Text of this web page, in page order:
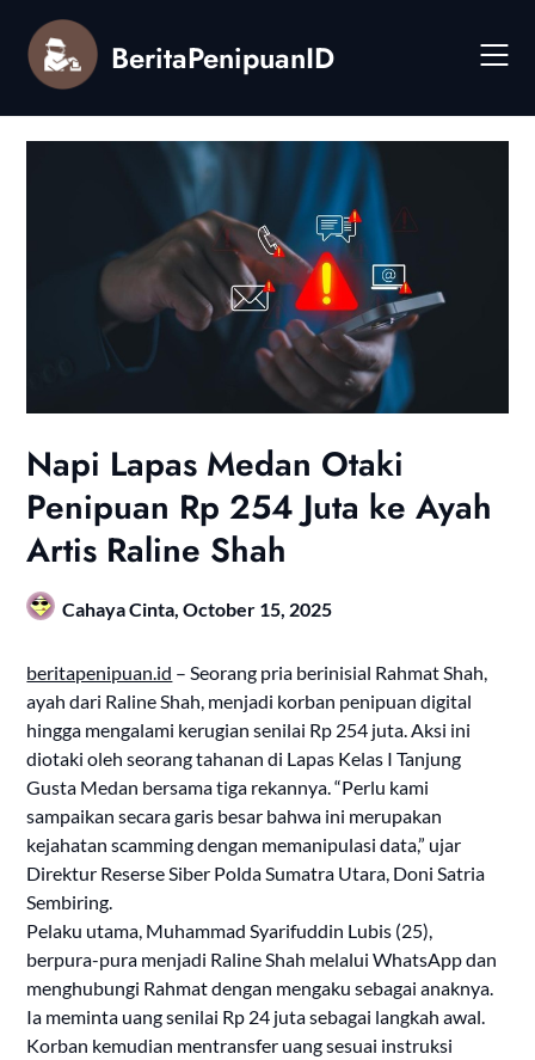
content
BeritaPenipuanID
Napi Lapas Medan Otaki
Penipuan Rp 254 Juta ke Ayah
Artis Raline Shah
Cahaya Cinta,October 15, 2025
beritapenipuan.id – Seorang pria berinisial Rahmat Shah,
ayah dari Raline Shah, menjadi korban penipuan digital
hingga mengalami kerugian senilai Rp 254 juta. Aksi ini
diotaki oleh seorang tahanan di Lapas Kelas I Tanjung
Gusta Medan bersama tiga rekannya. “Perlu kami
sampaikan secara garis besar bahwa ini merupakan
kejahatan scamming dengan memanipulasi data,” ujar
Direktur Reserse Siber Polda Sumatra Utara, Doni Satria
Sembiring.
Pelaku utama, Muhammad Syarifuddin Lubis (25),
berpura-pura menjadi Raline Shah melalui WhatsApp dan
menghubungi Rahmat dengan mengaku sebagai anaknya.
Ia meminta uang senilai Rp 24 juta sebagai langkah awal.
Korban kemudian mentransfer uang sesuai instruksi